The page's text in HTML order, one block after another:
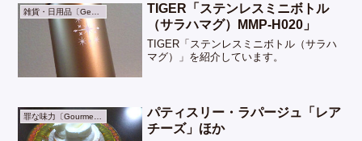
雑貨・日用品〔General Goods〕
TIGER「ステンレスミニボトル
（サラハマグ）MMP-H020」
TIGER「ステンレスミニボトル（サラハ
マグ）」を紹介しています。
パティスリー・ラパージュ「レア
チーズ」ほか